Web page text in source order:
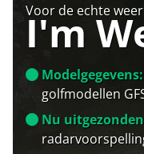
Voor de echte
I'm
Modelgegevens:
golfmodellen
Nu